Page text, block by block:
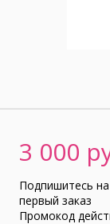
3 000
Подпишитесь
первый заказ
Промокод